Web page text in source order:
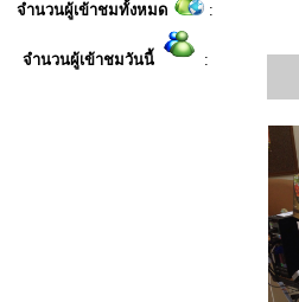
จำนวนผู้เข้าชมทั้งหมด :
จำนวนผู้เข้าชมวันนี้ :